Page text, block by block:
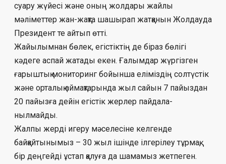
суару жүйесі және оның жолдары жайлы
мәліметтер жан-жақта шашырап жатқанын Жолдауда
Пре­зидент те айтып өтті.
Жайылымнан бөлек, егістіктің де бі­раз бөлігі
кәдеге аспай жатады екен. Ғалымдар жүргізген
ғарыштық мони­торинг бойынша еліміздің солтүстік
және орталық аймақтарында жыл сайын 7 пайыз­дан
20 пайызға дейін егістік жерлер пайда­ла­
нылмайды.
Жалпы жерді игеру мәселесіне кел­генде
байқайтынымыз – 30 жыл ішінде ілгерілеу тұрмақ,
бір деңгейді ұстап қалуға да шамамыз жетпеген.